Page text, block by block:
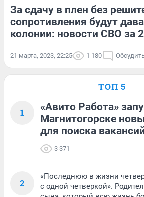
За сдачу в плен без
сопротивления будут
колонии: новости СВО за
21 марта, 2023, 22:25 1 180 Обсудить
ТОП 5
1
«Авито Работа»
Магнитогорске
для поиска вакансий
3 371
2
«Последнюю в жизни
с одной четверкой».